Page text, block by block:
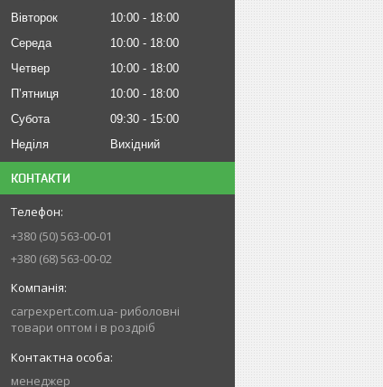
Вівторок
10:00
18:00
Середа
10:00
18:00
Четвер
10:00
18:00
Пʼятниця
10:00
18:00
Субота
09:30
15:00
Неділя
Вихідний
КОНТАКТИ
+380 (50) 563-00-01
+380 (68) 563-00-02
carpexpert.com.ua- риболовні
товари оптом і в роздріб
менеджер